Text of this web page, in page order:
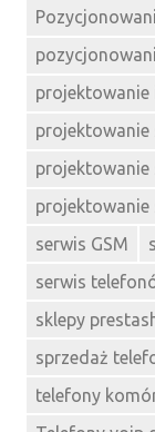
projektowanie
projektowanie
serwis GSM
serwis
sklepy
sprzedaż
telefony